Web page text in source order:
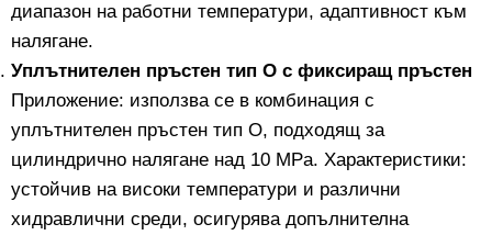
диапазон на работни температури, адаптивност към
налягане.
Уплътнителен пръстен тип O с фиксиращ пръстен
Приложение: използва се в комбинация с
уплътнителен пръстен тип O, подходящ за
цилиндрично налягане над 10 MPa. Характеристики:
устойчив на високи температури и различни
хидравлични среди, осигурява допълнителна